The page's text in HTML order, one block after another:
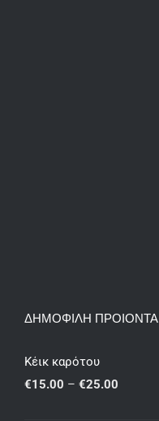
ΔΗΜΟΦΙΛΗ ΠΡΟΙΟΝΤΑ
Κέικ καρότου
€15.00 – €25.00